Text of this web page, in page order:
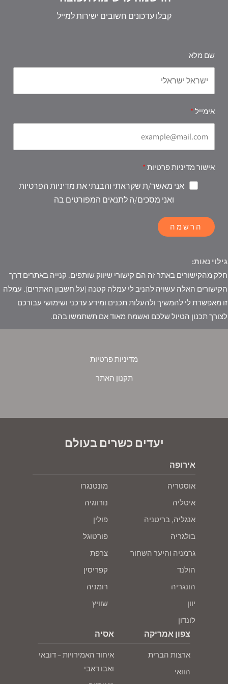
קבלו עדכונים חשובים ישירות למייל
שם מלא
אימייל
אישור מדיניות פרטיות
אני מאשר/ת שקראתי והבנתי את מדיניות הפרטיות
ואני מסכים/ה לתנאים המפורטים בה
הרשמה
גילוי נאות:
חלק מהקישורים באתר זה הם קישורי שיווק שותפים. קנייה באתרים דרך
הקישורים האלה עשויה להניב לי עמלה קטנה (על חשבון האתרים). עמלה
זו מאפשרת לי להמשיך ולהעלות תכנים ומידע עדכני ושימושי עבורכם
לצורך תכנון הטיול שלכם ואשמח מאוד אם תשתמשו בהם.
מדיניות פרטיות
תקנון האתר
יעדים כשרים בעולם
אירופה
אוסטריה
איטליה
אנגליה, בריטניה
בולגריה
גרמניה והיער השחור
הולנד
הונגריה
יוון
לונדון
מונטנגרו
נורווגיה
פולין
פורטוגל
צרפת
קפריסין
רומניה
שוויץ
צפון אמריקה
ארצות הברית
הוואי
אסיה
איחוד האמירויות – דובאי
ואבו דאבי